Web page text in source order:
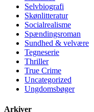
Selvbiografi
Skønlitteratur
Socialrealisme
Spændingsroman
Sundhed & velvære
Tegneserie
Thriller
True Crime
Uncategorized
Ungdomsbøger
Arkiver